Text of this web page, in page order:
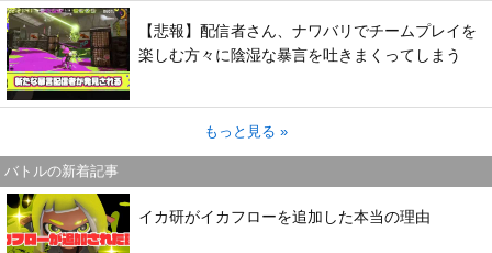
【悲報】配信者さん、ナワバリでチームプレイを
楽しむ方々に陰湿な暴言を吐きまくってしまう
もっと見る »
バトルの新着記事
イカ研がイカフローを追加した本当の理由